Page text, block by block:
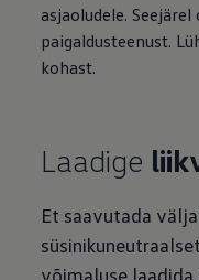
asjaoludele.
paigaldusteenust.
kohast.
Laadige
Et saavutada
võimaluse